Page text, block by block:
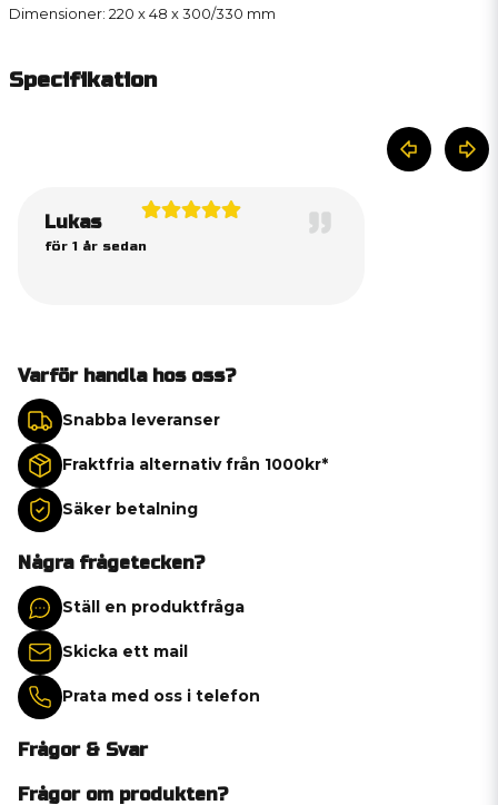
Dimensioner: 220 x 48 x 300/330 mm
Specifikation
Lukas
för 1 år sedan
Varför handla hos oss?
Snabba leveranser
Fraktfria alternativ från 1000kr*
Säker betalning
Några frågetecken?
Ställ en produktfråga
Skicka ett mail
Prata med oss i telefon
Frågor & Svar
Frågor om produkten?